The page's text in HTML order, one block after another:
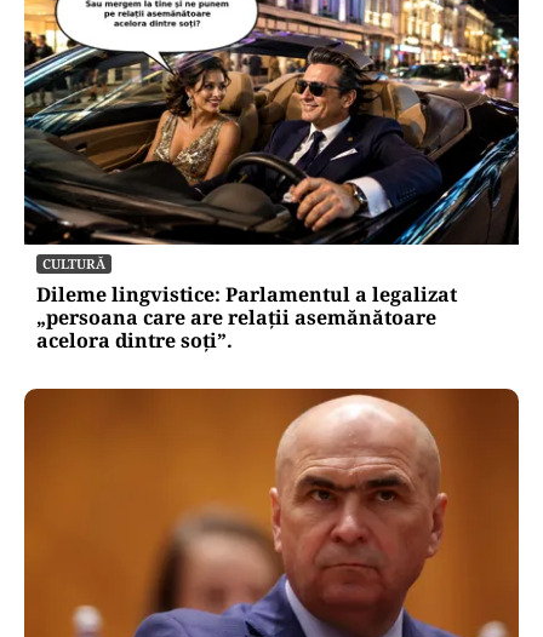
CULTURĂ
Dileme lingvistice: Parlamentul a legalizat
„persoana care are relații asemănătoare
acelora dintre soți”.